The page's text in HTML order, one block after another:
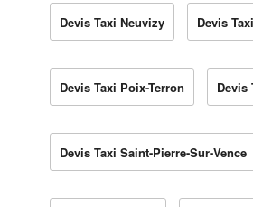
Devis Taxi Neuvizy Devis
Devis Taxi Poix-Terron Devis
Devis Taxi Saint-Pierre-Sur-Vence